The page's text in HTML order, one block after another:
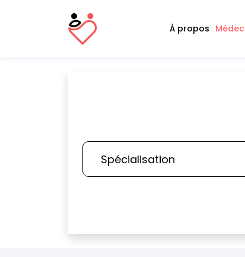
À propos